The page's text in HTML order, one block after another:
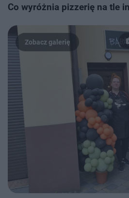
Co wyróżnia pizzerię na tle